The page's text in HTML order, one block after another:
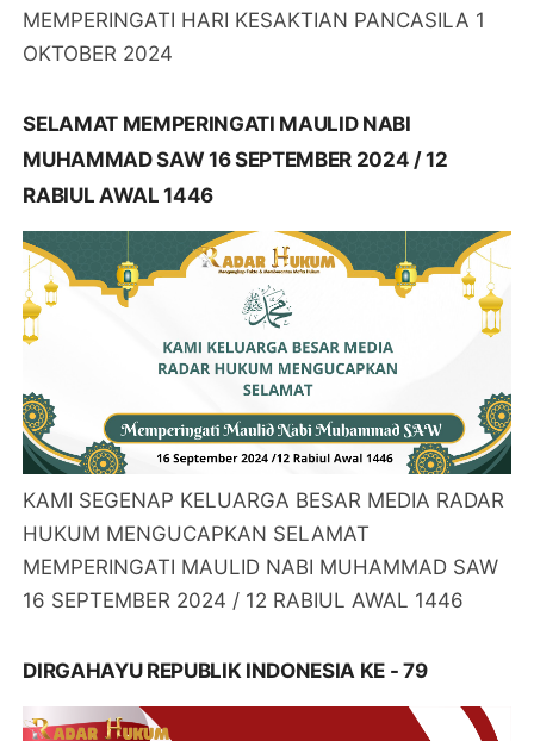
MEMPERINGATI HARI KESAKTIAN PANCASILA 1
OKTOBER 2024
SELAMAT MEMPERINGATI MAULID NABI
MUHAMMAD SAW 16 SEPTEMBER 2024 / 12
RABIUL AWAL 1446
KAMI SEGENAP KELUARGA BESAR MEDIA RADAR
HUKUM MENGUCAPKAN SELAMAT
MEMPERINGATI MAULID NABI MUHAMMAD SAW
16 SEPTEMBER 2024 / 12 RABIUL AWAL 1446
DIRGAHAYU REPUBLIK INDONESIA KE - 79